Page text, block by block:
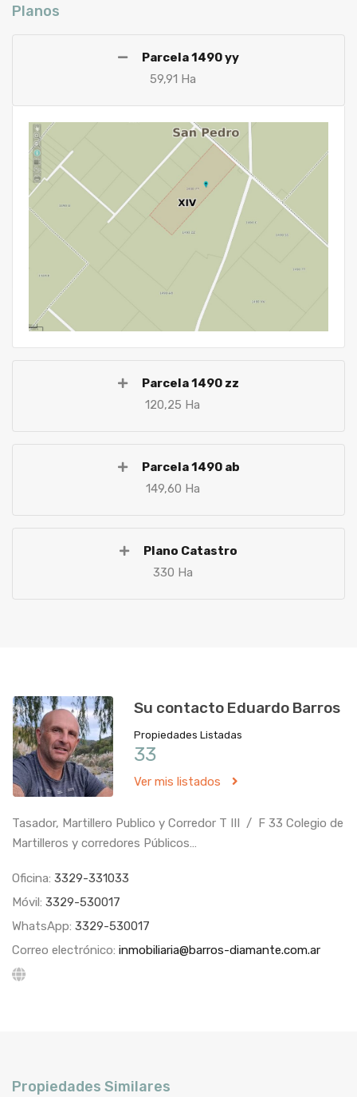
Planos
Parcela 1490 yy
59,91 Ha
Parcela 1490 zz
120,25 Ha
Parcela 1490 ab
149,60 Ha
Plano Catastro
330 Ha
Su contacto Eduardo Barros
Propiedades Listadas
33
Ver mis listados
Tasador, Martillero Publico y Corredor T III / F 33 Colegio de
Martilleros y corredores Públicos…
Oficina: 3329-331033
Móvil: 3329-530017
WhatsApp: 3329-530017
Correo electrónico: inmobiliaria@barros-diamante.com.ar
Propiedades Similares